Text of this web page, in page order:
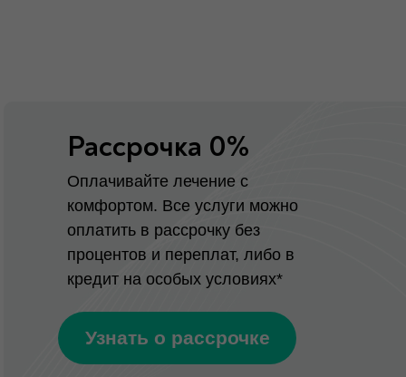
Оплачивайте лечение с
комфортом. Все услуги можно
оплатить в рассрочку без
процентов и переплат, либо в
кредит на особых условиях*
Рассрочка 0%
Узнать о рассрочке